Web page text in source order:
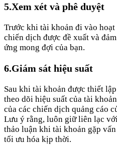
5.Xem xét và phê duyệt
Trước khi tài khoản đi vào
chiến dịch được đề xuất và
ứng mong đợi của bạn.
6.Giám sát hiệu suất
Sau khi tài khoản được thiết
theo dõi hiệu suất của tài
của các chiến dịch quảng cáo
Lưu ý rằng, luôn giữ liên lạc
thảo luận khi tài khoản gặp
tối ưu hóa kịp thời.